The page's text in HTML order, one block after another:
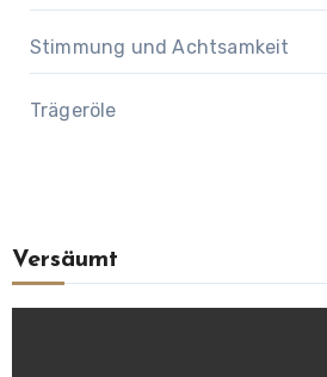
Stimmung und Achtsamkeit
Trägeröle
Versäumt